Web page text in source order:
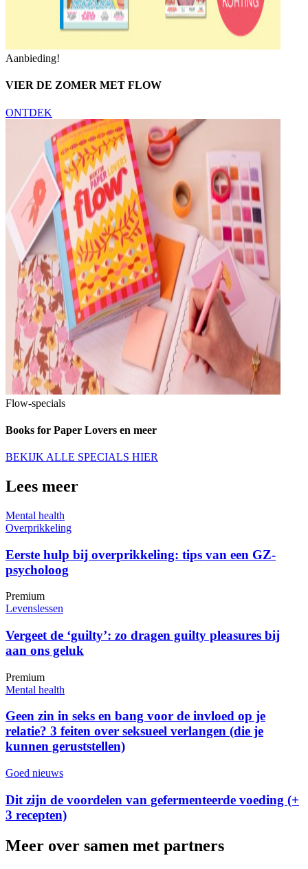
Aanbieding!
VIER DE ZOMER MET FLOW
ONTDEK
Flow-specials
Books for Paper Lovers en meer
BEKIJK ALLE SPECIALS HIER
Lees meer
Mental health
Overprikkeling
Eerste hulp bij overprikkeling: tips van een GZ-
psycholoog
Premium
Levenslessen
Vergeet de ‘guilty’: zo dragen guilty pleasures bij
aan ons geluk
Premium
Mental health
Geen zin in seks en bang voor de invloed op je
relatie? 3 feiten over seksueel verlangen (die je
kunnen geruststellen)
Goed nieuws
Dit zijn de voordelen van gefermenteerde voeding (+
3 recepten)
Meer over samen met partners